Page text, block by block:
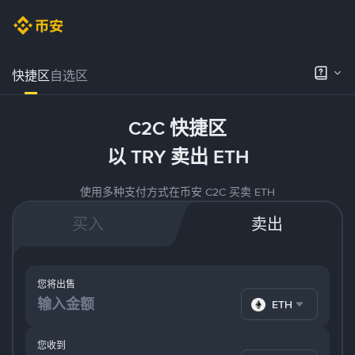
快捷区自选区
C2C 快捷区
以 TRY 卖出 ETH
使用多种支付方式在币安 C2C 买卖 ETH
买入 卖出
您收到
您将出售
ETH